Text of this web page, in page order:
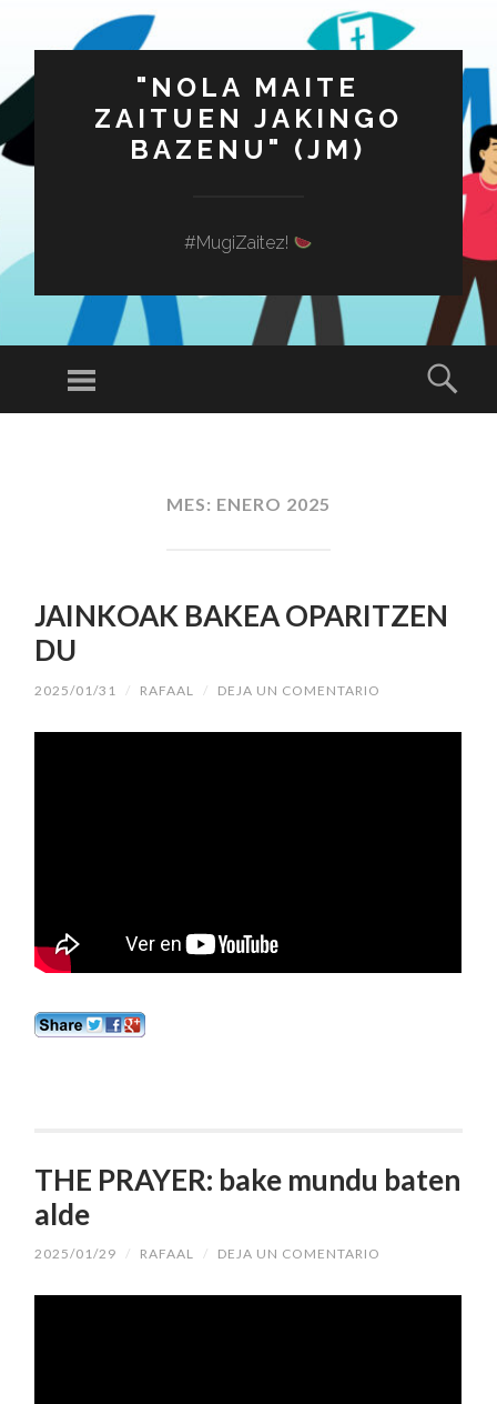
"NOLA MAITE
ZAITUEN JAKINGO
BAZENU" (JM)
#MugiZaitez!
Menú
MES: ENERO 2025
JAINKOAK BAKEA OPARITZEN
DU
2025/01/31 / RAFAAL / DEJA UN COMENTARIO
THE PRAYER: bake mundu baten
alde
2025/01/29 / RAFAAL / DEJA UN COMENTARIO